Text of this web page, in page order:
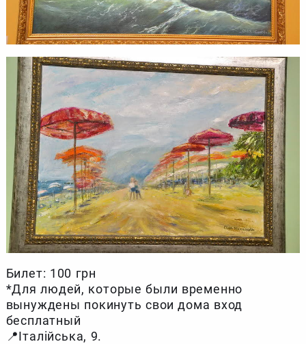
Билет: 100 грн
*Для людей, которые были временно
вынуждены покинуть свои дома вход
бесплатный
📍Італійська, 9.